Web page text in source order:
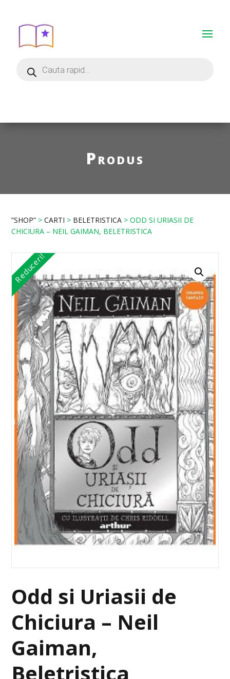
Produs
”SHOP” >CARTI > BELETRISTICA > ODD SI URIASII DE
CHICIURA – NEIL GAIMAN, BELETRISTICA
Reduceri!
Odd si Uriasii de
Chiciura – Neil
Gaiman,
Beletristica